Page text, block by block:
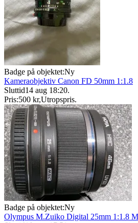
Badge på objektet:Ny
Kameraobjektiv Canon FD 50mm 1:1.8
Sluttid14 aug 18:20.
Pris:500 kr,Utropspris.
Badge på objektet:Ny
Olympus M.Zuiko Digital 25mm 1:1.8